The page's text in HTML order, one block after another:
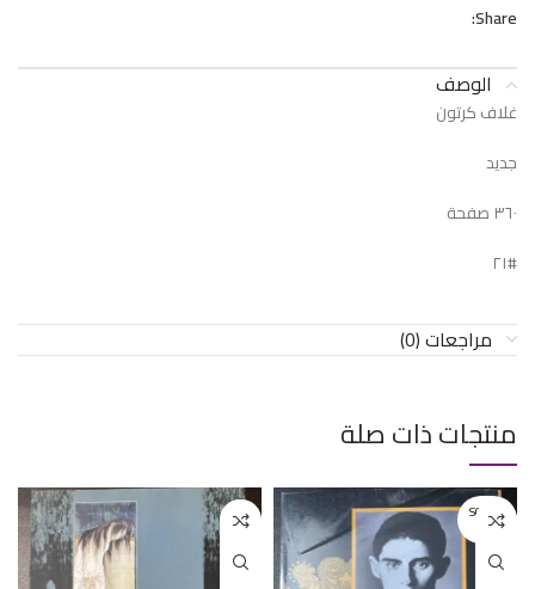
Share:
الوصف
غلاف كرتون
جديد
٣٦٠ صفحة
#٢١
مراجعات (0)
منتجات ذات صلة
SOLD O
UT